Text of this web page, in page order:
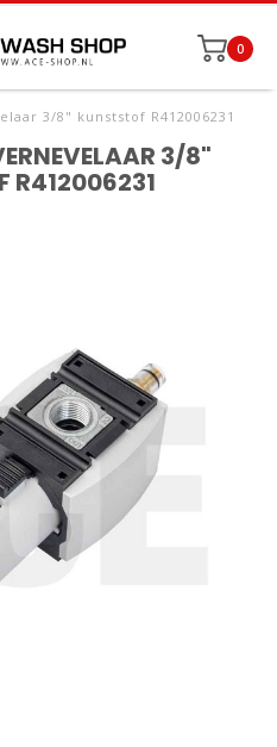
0
3/8" kunststof R412006231
3/8"
R412006231